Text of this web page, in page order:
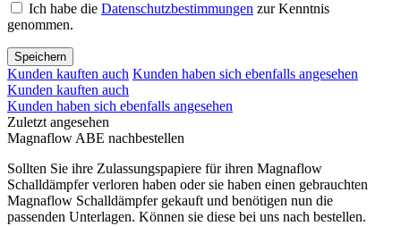
Ich habe die Datenschutzbestimmungen zur Kenntnis
genommen.
Speichern
Kunden kauften auch Kunden haben sich ebenfalls angesehen
Kunden kauften auch
Kunden haben sich ebenfalls angesehen
Zuletzt angesehen
Magnaflow ABE nachbestellen
Sollten Sie ihre Zulassungspapiere für ihren Magnaflow
Schalldämpfer verloren haben oder sie haben einen gebrauchten
Magnaflow Schalldämpfer gekauft und benötigen nun die
passenden Unterlagen. Können sie diese bei uns nach bestellen.